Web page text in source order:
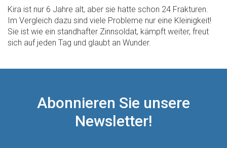
Kira ist nur 6 Jahre alt, aber sie hatte schon 24 Frakturen.
Im Vergleich dazu sind viele Probleme nur eine Kleinigkeit!
Sie ist wie ein standhafter Zinnsoldat, kämpft weiter, freut
sich auf jeden Tag und glaubt an Wunder.
Abonnieren Sie unsere
Newsletter!